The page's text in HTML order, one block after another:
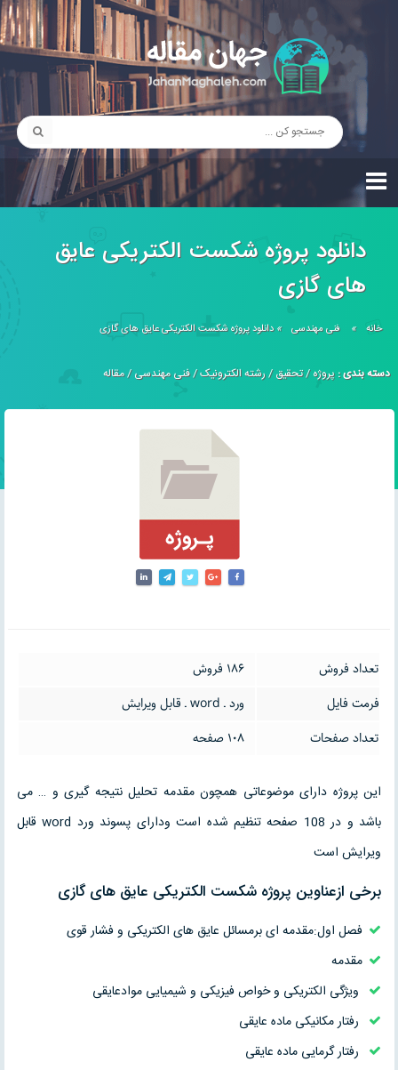
دانلود پروژه شکست الکتریکی عایق
های گازی
خانه » فنی مهندسی »دانلود پروژه شکست الکتریکی عایق های گازی
دسته بندی : پروژه/تحقیق/رشته الکترونیک/فنی مهندسی/مقاله
تعداد فروش
186 فروش
فرمت فایل
ورد ـ word ـ قابل ویرایش
تعداد صفحات
108 صفحه
این پروژه دارای موضوعاتی همچون مقدمه تحلیل نتیجه گیری و … می
باشد و در 108 صفحه تنظیم شده است ودارای پسوند ورد word قابل
ویرایش است
برخی ازعناوین پروژه شکست الکتریکی عایق های گازی
فصل اول:مقدمه ای برمسائل عایق های الکتریکی و فشار قوی
مقدمه
ویژگی الکتریکی و خواص فیزیکی و شیمیایی موادعایقی
رفتار مکانیکی ماده عایقی
رفتار گرمایی ماده عایقی